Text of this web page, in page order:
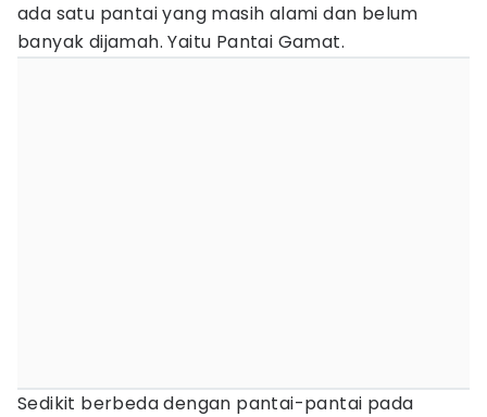
ada satu pantai yang masih alami dan belum
banyak dijamah. Yaitu Pantai Gamat.
Sedikit berbeda dengan pantai-pantai pada